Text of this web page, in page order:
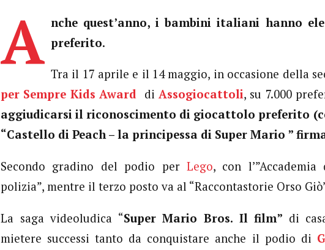
A nche quest’anno, i bambini italiani hanno
preferito.
Tra il 17 aprile e il 14 maggio, in occasione della
per Sempre Kids Award di Assogiocattoli, su 7.000
aggiudicarsi il riconoscimento di giocattolo preferito
“Castello di Peach – la principessa di Super Mario ”
Secondo gradino del podio per Lego, con
polizia”, mentre il terzo posto va al “Raccontastorie Orso
La saga videoludica “Super Mario Bros. Il film” di
mietere successi tanto da conquistare anche il podio di